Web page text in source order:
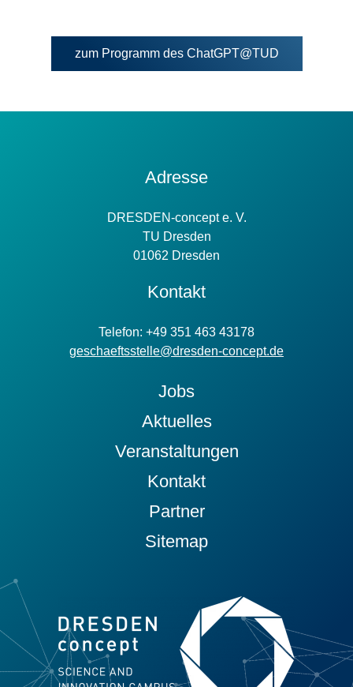
zum Programm des ChatGPT@TUDÖffnet
in
Tab
Adresse
DRESDEN-concept e. V.
TU Dresden
01062 Dresden
Kontakt
Telefon: +49 351 463 43178
geschaeftsstelle@dresden-concept.de
Jobs
Aktuelles
Veranstaltungen
Kontakt
Partner
Sitemap